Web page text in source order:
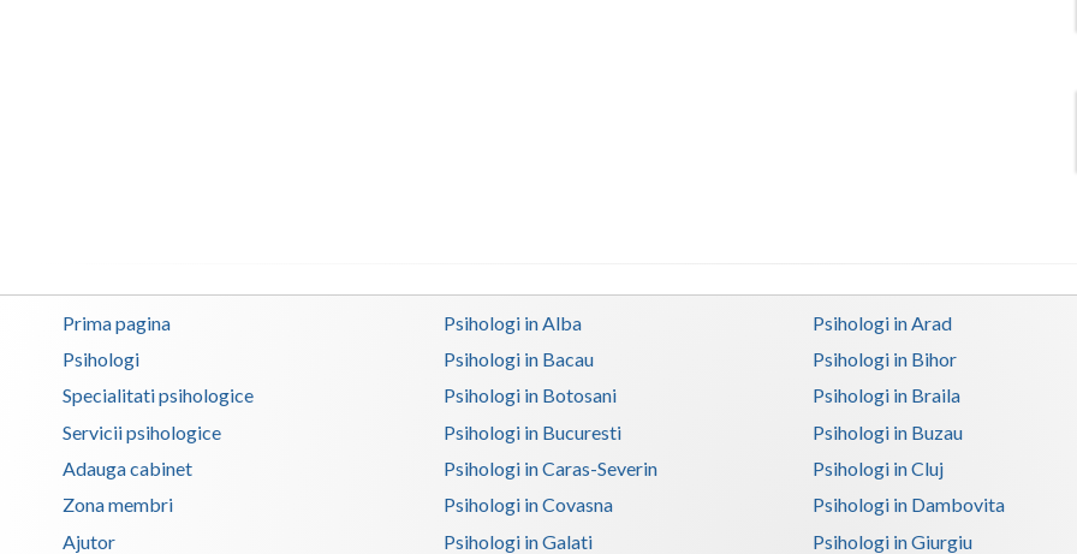
Prima pagina
Psihologi
Specialitati psihologice
Servicii psihologice
Adauga cabinet
Zona membri
Ajutor
Psihologi in Alba Psihologi in Arad
Psihologi in Bacau
Psihologi in Bihor
Psihologi in Botosani
Psihologi in Braila
Psihologi in Bucuresti
Psihologi in Buzau
Psihologi in Caras-Severin
Psihologi in Cluj
Psihologi in Covasna
Psihologi in Dambovita
Psihologi in Galati
Psihologi in Giurgiu